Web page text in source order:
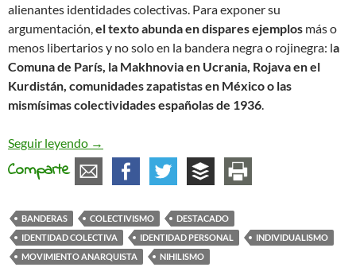
alienantes identidades colectivas. Para exponer su
argumentación, el texto abunda en dispares ejemplos más o
menos libertarios y no solo en la bandera negra o rojinegra: la
Comuna de París, la Makhnovia en Ucrania, Rojava en el
Kurdistán, comunidades zapatistas en México o las
mismísimas colectividades españolas de 1936
Seguir leyendo Banderas e identidades colectivasBanderas e
→
Comparte
BANDERAS COLECTIVISMO
DESTACADO
IDENTIDAD COLECTIVA
IDENTIDAD PERSONAL
INDIVIDUALISMO
MOVIMIENTO ANARQUISTA
NIHILISMO